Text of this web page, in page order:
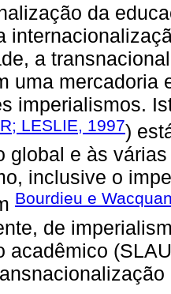
da
a
uma mercadoria
imperialismos.
LESLIE, 1997)
global e às
inclusive o
Bourdieu e
de
acadêmico